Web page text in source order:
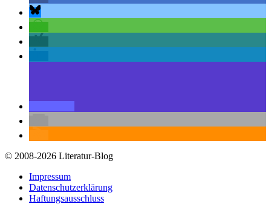
© 2008-2026 Literatur-Blog
Impressum
Datenschutzerklärung
Haftungsausschluss